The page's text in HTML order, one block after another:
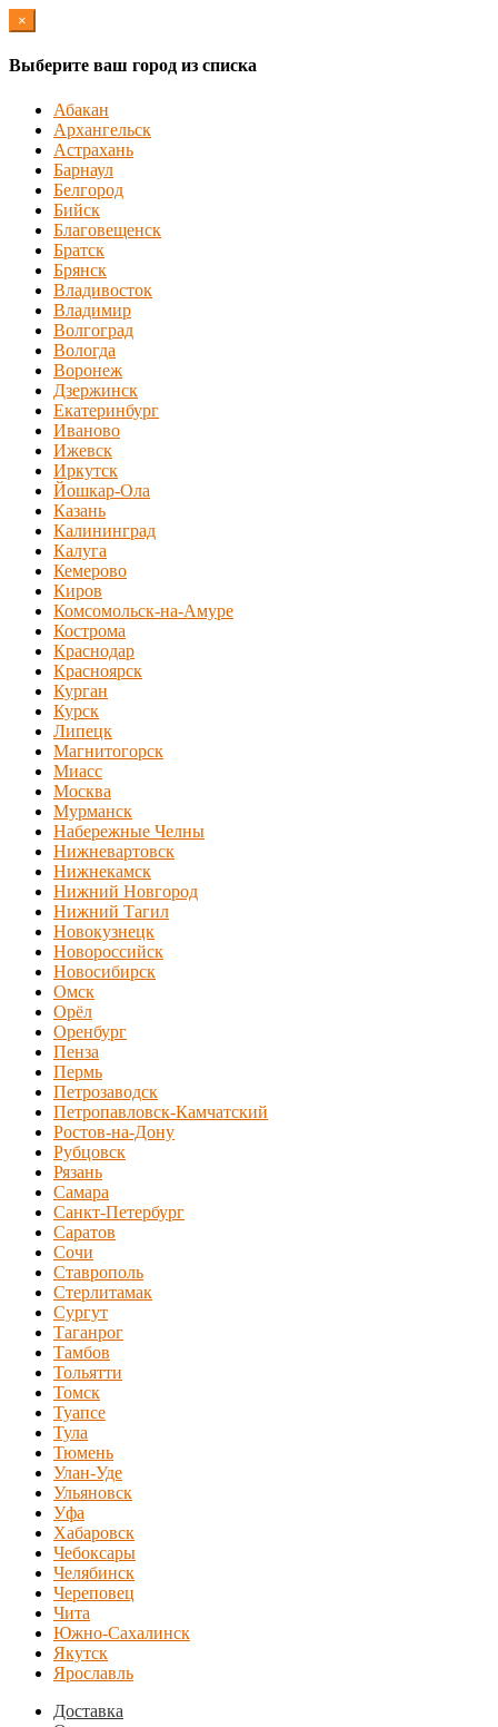
×
Выберите ваш город из списка
Абакан
Архангельск
Астрахань
Барнаул
Белгород
Бийск
Благовещенск
Братск
Брянск
Владивосток
Владимир
Волгоград
Вологда
Воронеж
Дзержинск
Екатеринбург
Иваново
Ижевск
Иркутск
Йошкар-Ола
Казань
Калининград
Калуга
Кемерово
Киров
Комсомольск-на-Амуре
Кострома
Краснодар
Красноярск
Курган
Курск
Липецк
Магнитогорск
Миасс
Москва
Мурманск
Набережные Челны
Нижневартовск
Нижнекамск
Нижний Новгород
Нижний Тагил
Новокузнецк
Новороссийск
Новосибирск
Омск
Орёл
Оренбург
Пенза
Пермь
Петрозаводск
Петропавловск-Камчатский
Ростов-на-Дону
Рубцовск
Рязань
Самара
Санкт-Петербург
Саратов
Сочи
Ставрополь
Стерлитамак
Сургут
Таганрог
Тамбов
Тольятти
Томск
Туапсе
Тула
Тюмень
Улан-Уде
Ульяновск
Уфа
Хабаровск
Чебоксары
Челябинск
Череповец
Чита
Южно-Сахалинск
Якутск
Ярославль
Доставка